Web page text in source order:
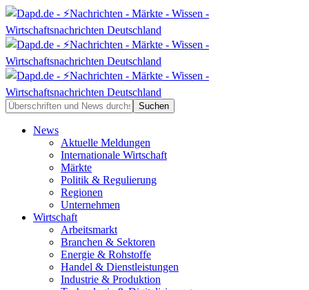
News
Aktuelle Meldungen
Internationale Wirtschaft
Märkte
Politik & Regulierung
Regionen
Unternehmen
Wirtschaft
Arbeitsmarkt
Branchen & Sektoren
Energie & Rohstoffe
Handel & Dienstleistungen
Industrie & Produktion